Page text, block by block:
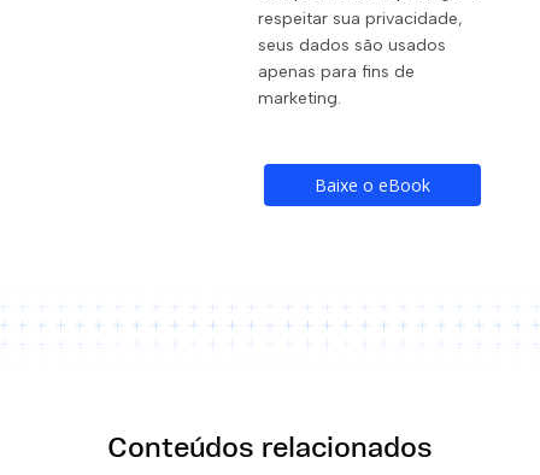
FAP - Fator Acidentário de Prevenção
respeitar sua privacidade,
seus dados são usados
apenas para fins de
marketing.
Baixe o eBook
Conteúdos relacionados